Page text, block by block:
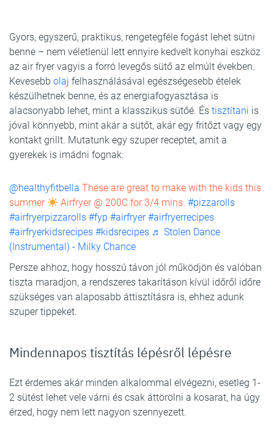
Gyors, egyszerű, praktikus, rengetegféle fogást lehet sütni
benne – nem véletlenül lett ennyire kedvelt konyhai eszköz
az air fryer vagyis a forró levegős sütő az elmúlt években.
Kevesebb olaj felhasználásával egészségesebb ételek
készülhetnek benne, és az energiafogyasztása is
alacsonyabb lehet, mint a klasszikus sütőé. És tisztítani is
jóval könnyebb, mint akár a sütőt, akár egy fritőzt vagy egy
kontakt grillt. Mutatunk egy szuper receptet, amit a
gyerekek is imádni fognak:
@healthyfitbella These are great to make with the kids this
summer
Airfryer @ 200C for 3/4 mins.#pizzarolls
#airfryerpizzarolls #fyp #airfryer #airfryerrecipes
#airfryerkidsrecipes #kidsrecipes ♬ Stolen Dance
(Instrumental) - Milky Chance
Persze ahhoz, hogy hosszú távon jól működjön és valóban
tiszta maradjon, a rendszeres takarításon kívül időről időre
szükséges van alaposabb áttisztításra is, ehhez adunk
szuper tippeket.
Mindennapos tisztítás lépésről lépésre
Ezt érdemes akár minden alkalommal elvégezni, esetleg 1-
2 sütést lehet vele várni és csak áttörölni a kosarat, ha úgy
érzed, hogy nem lett nagyon szennyezett.